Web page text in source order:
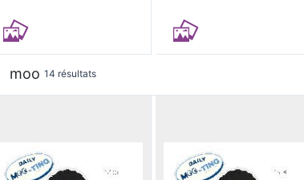
moo 14 résultats